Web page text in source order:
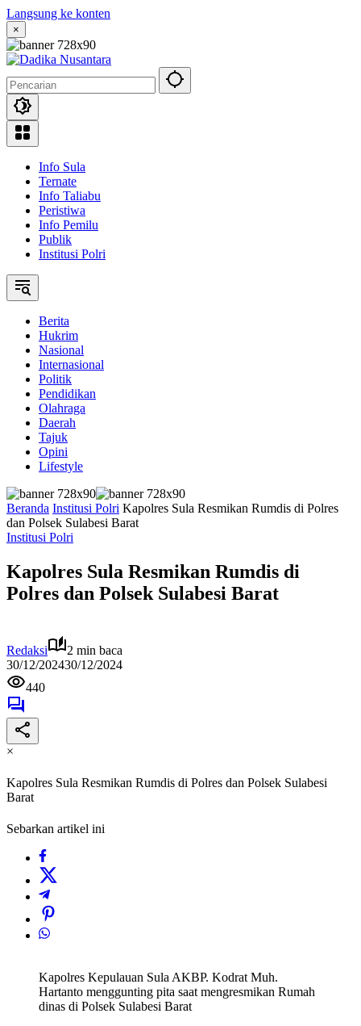
Langsung ke konten
×
Info Sula
Ternate
Info Taliabu
Peristiwa
Info Pemilu
Publik
Institusi Polri
Berita
Hukrim
Nasional
Internasional
Politik
Pendidikan
Olahraga
Daerah
Tajuk
Opini
Lifestyle
Beranda Institusi Polri Kapolres Sula Resmikan Rumdis di Polres
dan Polsek Sulabesi Barat
Institusi Polri
Kapolres Sula Resmikan Rumdis di
Polres dan Polsek Sulabesi Barat
Redaksi
2 min baca
30/12/202430/12/2024
440
×
Kapolres Sula Resmikan Rumdis di Polres dan Polsek Sulabesi
Barat
Sebarkan artikel ini
Kapolres Kepulauan Sula AKBP. Kodrat Muh.
Hartanto menggunting pita saat mengresmikan Rumah
dinas di Polsek Sulabesi Barat